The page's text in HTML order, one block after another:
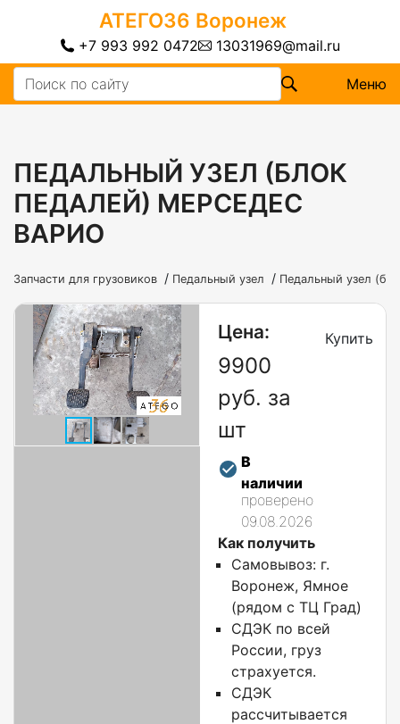
АТЕГО36 Воронеж
+7 993 992 0472 13031969@mail.ru
Меню
ПЕДАЛЬНЫЙ УЗЕЛ (БЛОК
ПЕДАЛЕЙ) МЕРСЕДЕС
ВАРИО
Запчасти для грузовиков / Педальный узел / Педальный узел
Цена:
9900
руб. за
шт
В
наличии
проверено
09.08.2026
Купить
Как получить
Самовывоз: г.
Воронеж, Ямное
(рядом с ТЦ Град)
СДЭК по всей
России, груз
страхуется.
СДЭК
рассчитывается